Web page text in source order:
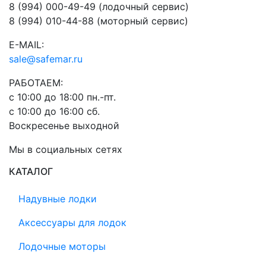
8 (994) 000-49-49 (лодочный сервис)
8 (994) 010-44-88 (моторный сервис)
E-MAIL:
sale@safemar.ru
РАБОТАЕМ:
с 10:00 до 18:00 пн.-пт.
с 10:00 до 16:00 сб.
Воскресенье выходной
Мы в социальных сетях
КАТАЛОГ
Надувные лодки
Аксессуары для лодок
Лодочные моторы